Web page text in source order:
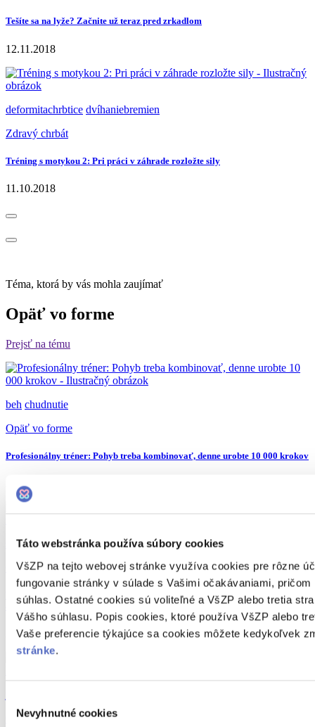
Táto webstránka používa súbory cookies
VšZP na tejto webovej stránke využíva cookies pre rôzne
fungovanie stránky v súlade s Vašimi očakávaniami,
súhlas. Ostatné cookies sú voliteľné a VšZP alebo tretia
Vášho súhlasu. Popis cookies, ktoré používa VšZP alebo
Vaše preferencie týkajúce sa cookies môžete kedykoľvek
stránke.
Výber
súhlasu
Nevyhnutné cookies
Tešíte sa na lyže? Začnite už teraz pred zrkadlom
12.11.2018
deformitachrbtice dvíhaniebremien
Zdravý chrbát
Tréning s motykou 2: Pri práci v záhrade rozložte sily
11.10.2018
Téma, ktorá by vás mohla zaujímať
Opäť vo forme
Prejsť na tému
beh chudnutie
Opäť vo forme
Profesionálny tréner: Pohyb treba kombinovať, denne urobte 10 000 krokov
21.01.2022
strava stravovanie
Opäť vo forme
Výživová poradkyňa Mária Markeová radí: Takto sa po sviatkoch zaručene
dostanete do formy
21.01.2022
Opäť vo forme